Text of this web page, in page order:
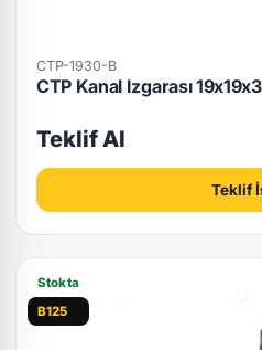
CTP-1930-B
CTP Kanal Izgarası
Teklif Al
Teklif
Stokta
B125